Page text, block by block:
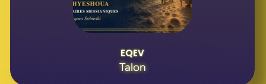
EQEV
Talon